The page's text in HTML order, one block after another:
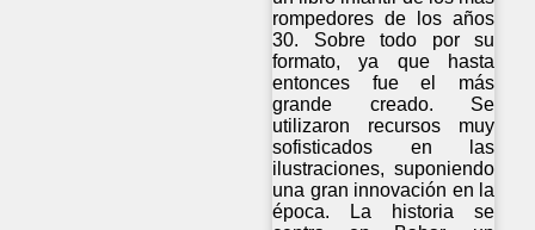
rompedores de los años
30. Sobre todo por su
formato, ya que hasta
entonces fue el más
grande creado. Se
utilizaron recursos muy
sofisticados en las
ilustraciones, suponiendo
una gran innovación en la
época. La historia se